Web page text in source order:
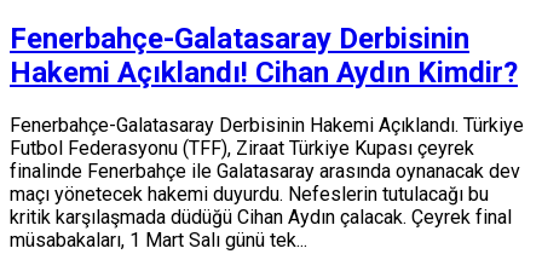
Fenerbahçe-Galatasaray Derbisinin
Hakemi Açıklandı! Cihan Aydın Kimdir?
Fenerbahçe-Galatasaray Derbisinin Hakemi Açıklandı. Türkiye
Futbol Federasyonu (TFF), Ziraat Türkiye Kupası çeyrek
finalinde Fenerbahçe ile Galatasaray arasında oynanacak dev
maçı yönetecek hakemi duyurdu. Nefeslerin tutulacağı bu
kritik karşılaşmada düdüğü Cihan Aydın çalacak. Çeyrek final
müsabakaları, 1 Mart Salı günü tek...